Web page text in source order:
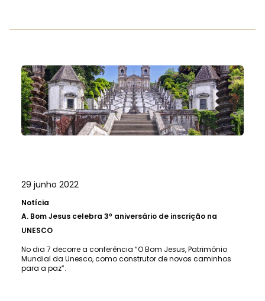
29 junho 2022
Notícia
A. Bom Jesus celebra 3º aniversário de inscrição na
UNESCO
No dia 7 decorre a conferência “O Bom Jesus, Património
Mundial da Unesco, como construtor de novos caminhos
para a paz”.